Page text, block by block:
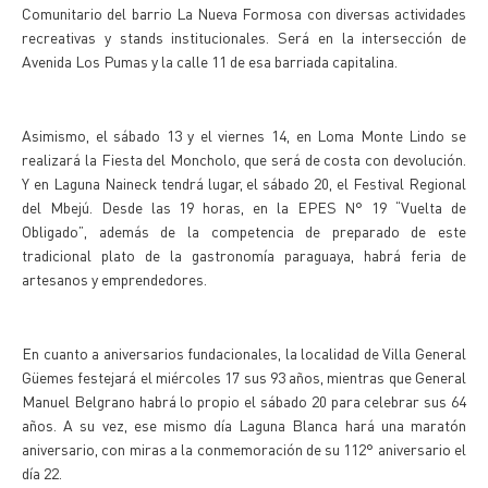
Comunitario del barrio La Nueva Formosa con diversas actividades
recreativas y stands institucionales. Será en la intersección de
Avenida Los Pumas y la calle 11 de esa barriada capitalina.
Asimismo, el sábado 13 y el viernes 14, en Loma Monte Lindo se
realizará la Fiesta del Moncholo, que será de costa con devolución.
Y en Laguna Naineck tendrá lugar, el sábado 20, el Festival Regional
del Mbejú. Desde las 19 horas, en la EPES N° 19 “Vuelta de
Obligado”, además de la competencia de preparado de este
tradicional plato de la gastronomía paraguaya, habrá feria de
artesanos y emprendedores.
En cuanto a aniversarios fundacionales, la localidad de Villa General
Güemes festejará el miércoles 17 sus 93 años, mientras que General
Manuel Belgrano habrá lo propio el sábado 20 para celebrar sus 64
años. A su vez, ese mismo día Laguna Blanca hará una maratón
aniversario, con miras a la conmemoración de su 112° aniversario el
día 22.